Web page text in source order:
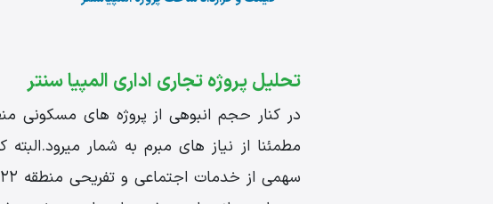
تحلیل پروژه تجاری اداری المپیا سنتر
مطمئنا از نیاز های مبرم به شمار میرود.البته